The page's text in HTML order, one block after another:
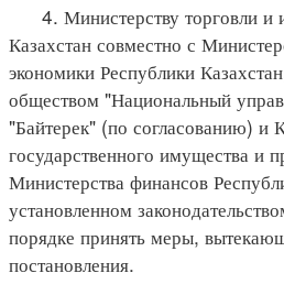
4. Министерству торговли и
Казахстан совместно с
экономики Республики
обществом "Национальный
"Байтерек" (по согласованию) и
государственного имущества и
Министерства финансов
установленном
порядке принять меры,
постановления.